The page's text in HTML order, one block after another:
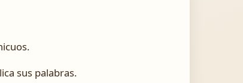
sus palabras.